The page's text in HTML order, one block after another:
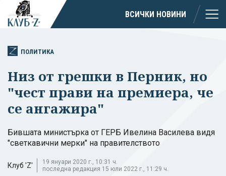
ВСИЧКИ НОВИНИ
ПОЛИТИКА
Низ от грешки в Перник, но
"чест прави на премиера, че
се ангажира"
Бившата министърка от ГЕРБ Ивелина Василева видя
"светкавични мерки" на правителството
Клуб 'Z'
19 януари 2020 г., 10:31 ч.
последна редакция 15 юли 2022 г., 11:29 ч.